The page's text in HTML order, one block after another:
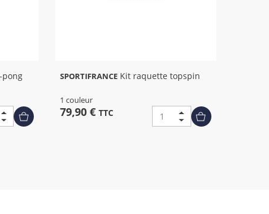
SPORTIFRANCE Kit raquette topspin
1 couleur
79,90 €TTC